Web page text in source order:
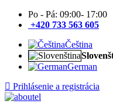
Po - Pá: 09:00- 17:00
+420 733 563 605
Čeština
German
Prihlásenie a registrácia